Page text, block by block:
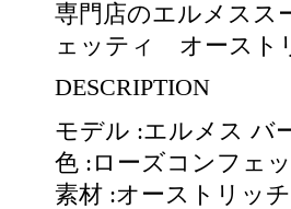
専門店のエルメス
ェッティ オースト
DESCRIPTION
モデル :エルメス バ
色 :ローズコンフェ
素材 :オーストリッチ